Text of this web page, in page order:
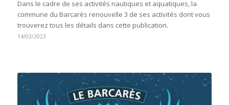
Dans le cadre de ses activités nautiques et aquatiques, la
commune du Barcarès renouvelle 3 de ses activités dont vous
trouverez tous les détails dans cette publication.
14/03/2023